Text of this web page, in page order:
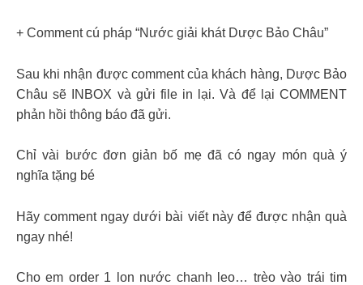
+ Comment cú pháp “Nước giải khát Dược Bảo Châu”
Sau khi nhận được comment của khách hàng, Dược Bảo
Châu sẽ INBOX và gửi file in lại. Và để lại COMMENT
phản hồi thông báo đã gửi.
Chỉ vài bước đơn giản bố mẹ đã có ngay món quà ý
nghĩa tặng bé
Hãy comment ngay dưới bài viết này để được nhận quà
ngay nhé!
Cho em order 1 lon nước chanh leo… trèo vào trái tim